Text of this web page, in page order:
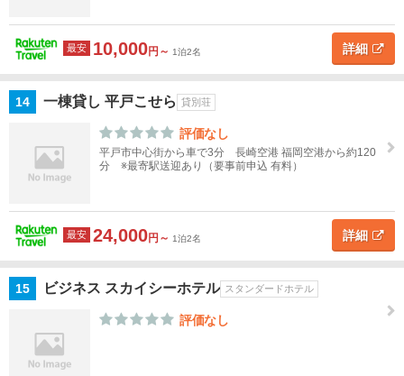
大
宮
鹿
島
最安 10,000円～ 1泊2名 詳細
14 一棟貸し 平戸こせら 貸別荘
評価なし
平戸市中心街から車で3分 長崎空港 福岡空港から約120
分 ※最寄駅送迎あり（要事前申込 有料）
最安 24,000円～ 1泊2名 詳細
15 ビジネス スカイシーホテル スタンダードホテル
評価なし